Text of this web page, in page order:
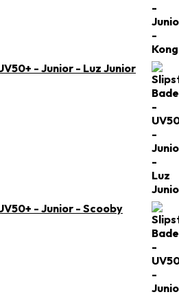
- Junior - Luz Junior
- Junior - Scooby